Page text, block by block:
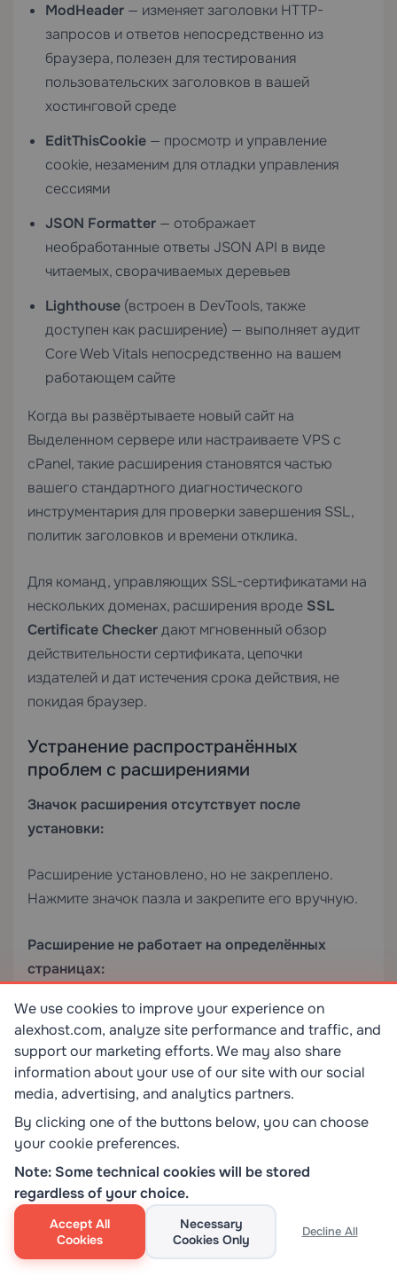
ModHeader — изменяет заголовки HTTP-
запросов и ответов непосредственно из
браузера, полезен для тестирования
пользовательских заголовков в вашей
хостинговой среде
EditThisCookie — просмотр и управление
cookie, незаменим для отладки управления
сессиями
JSON Formatter — отображает
необработанные ответы JSON API в виде
читаемых, сворачиваемых деревьев
Lighthouse (встроен в DevTools, также
доступен как расширение) — выполняет аудит
Core Web Vitals непосредственно на вашем
работающем сайте
Когда вы развёртываете новый сайт на
Выделенном сервере или настраиваетеVPS с
cPanel, такие расширения становятся частью
вашего стандартного диагностического
инструментария для проверки завершения SSL,
политик заголовков и времени отклика.
Для команд, управляющих SSL-сертификатами на
нескольких доменах, расширения вроде SSL
Certificate Checkerдают мгновенный обзор
действительности сертификата, цепочки
издателей и дат истечения срока действия, не
покидая браузер.
Устранение распространённых
проблем с расширениями
Значок расширения отсутствует после
установки:
Расширение установлено, но не закреплено.
Нажмите значок пазла и закрепите его вручную.
Расширение не работает на определённых
страницах:
Chrome блокирует контентные скрипты на URL-
адресах
chrome://
, в самом Web Store и на
страницах, явно защищённых заголовком
content_security_policy
. Это сделано
Предупреждение «Это расширение не из
Chrome Web Store»:
Расширение было установлено как
распакованная загрузка или через боковую
We use cookies to improve your experience on
alexhost.com, analyze site performance and traffic, and
support our marketing efforts. We may also share
information about your use of our site with our social
media, advertising, and analytics partners.
By clicking one of the buttons below, you can choose
your cookie preferences.
Note: Some technical cookies will be stored
regardless of your choice.
Accept All
Cookies
Necessary
Cookies Only
Decline All